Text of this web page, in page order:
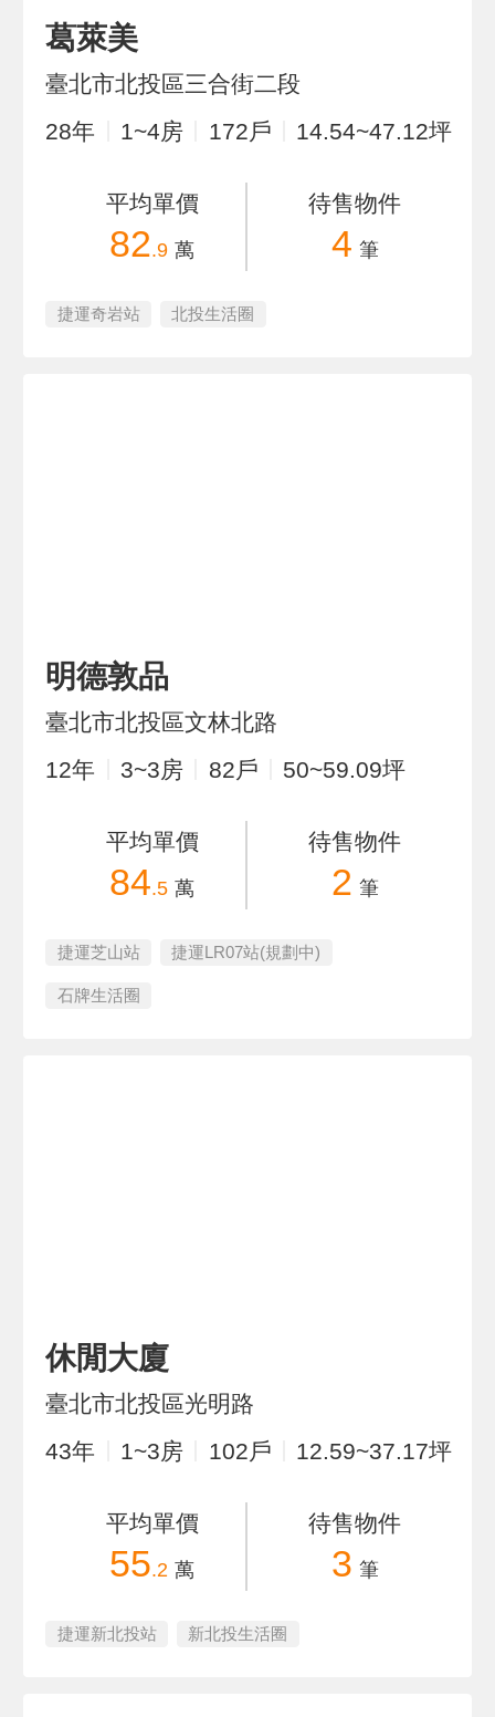
葛萊美
臺北市北投區三合街二段
28年 1~4房 172戶 14.54~47.12坪
平均單價
82.9 萬
待售物件
4 筆
捷運奇岩站 北投生活圈
明德敦品
臺北市北投區文林北路
12年 3~3房 82戶 50~59.09坪
平均單價
84.5 萬
待售物件
2 筆
捷運芝山站 捷運LR07站(規劃中)
石牌生活圈
休閒大廈
臺北市北投區光明路
43年 1~3房 102戶 12.59~37.17坪
平均單價
55.2 萬
待售物件
3 筆
捷運新北投站 新北投生活圈